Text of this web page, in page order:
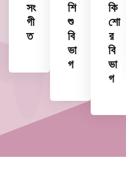
সং
গী
ত
শি
শু
বি
ভা
গ
কি
শো
র
বি
ভা
গ